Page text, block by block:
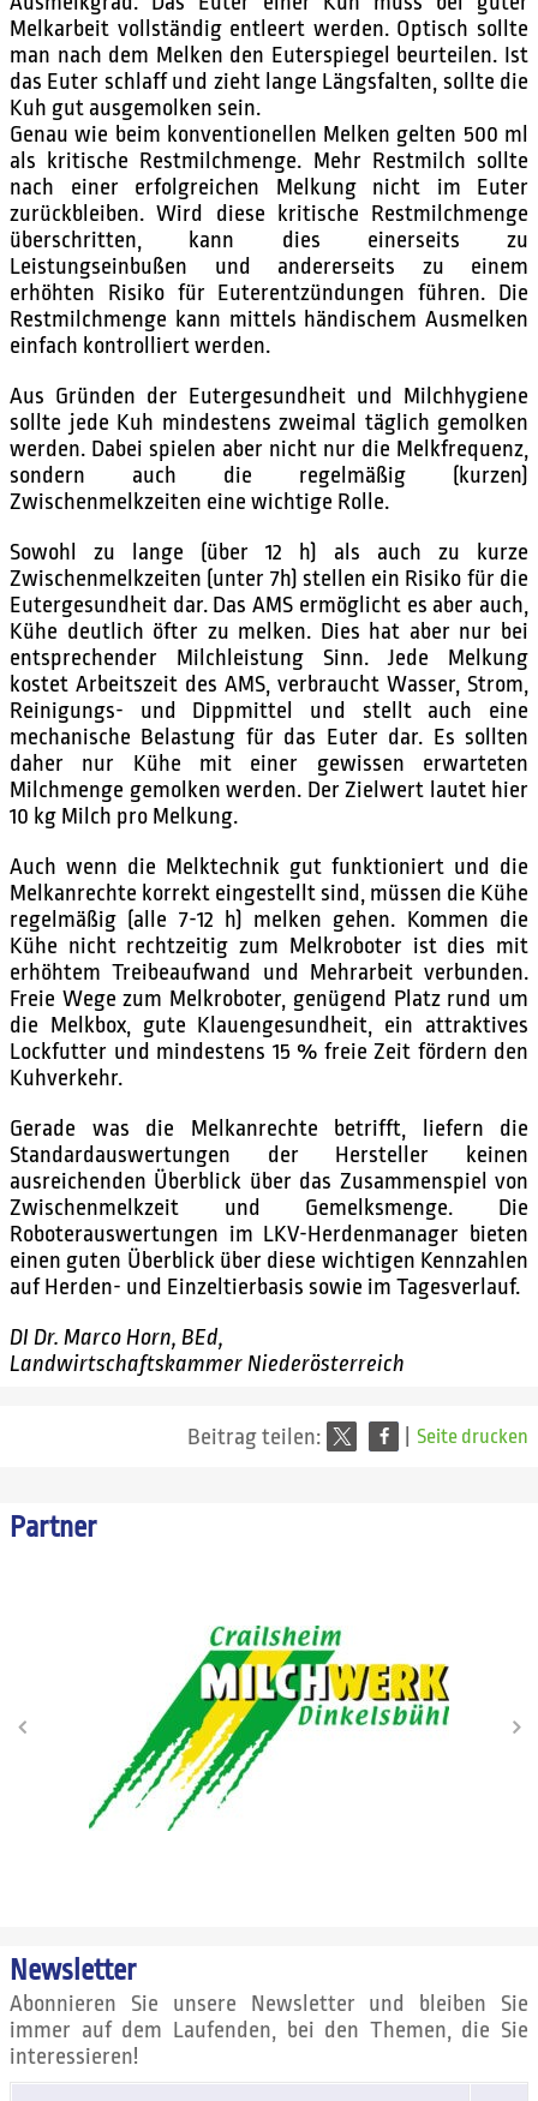
Melkarbeit vollständig entleert werden. Optisch sollte
man nach dem Melken den Euterspiegel beurteilen. Ist
das Euter schlaff und zieht lange Längsfalten, sollte die
Kuh gut ausgemolken sein.
Genau wie beim konventionellen Melken gelten 500 ml
als kritische Restmilchmenge. Mehr Restmilch sollte
nach einer erfolgreichen Melkung nicht im Euter
zurückbleiben. Wird diese kritische Restmilchmenge
überschritten, kann dies einerseits zu
Leistungseinbußen und andererseits zu einem
erhöhten Risiko für Euterentzündungen führen. Die
Restmilchmenge kann mittels händischem Ausmelken
einfach kontrolliert werden.
Aus Gründen der Eutergesundheit und Milchhygiene
sollte jede Kuh mindestens zweimal täglich gemolken
werden. Dabei spielen aber nicht nur die Melkfrequenz,
sondern auch die regelmäßig (kurzen)
Zwischenmelkzeiten eine wichtige Rolle.
Sowohl zu lange (über 12 h) als auch zu kurze
Zwischenmelkzeiten (unter 7h) stellen ein Risiko für die
Eutergesundheit dar. Das AMS ermöglicht es aber auch,
Kühe deutlich öfter zu melken. Dies hat aber nur bei
entsprechender Milchleistung Sinn. Jede Melkung
kostet Arbeitszeit des AMS, verbraucht Wasser, Strom,
Reinigungs- und Dippmittel und stellt auch eine
mechanische Belastung für das Euter dar. Es sollten
daher nur Kühe mit einer gewissen erwarteten
Milchmenge gemolken werden. Der Zielwert lautet hier
10 kg Milch pro Melkung.
Auch wenn die Melktechnik gut funktioniert und die
Melkanrechte korrekt eingestellt sind, müssen die Kühe
regelmäßig (alle 7-12 h) melken gehen. Kommen die
Kühe nicht rechtzeitig zum Melkroboter ist dies mit
erhöhtem Treibeaufwand und Mehrarbeit verbunden.
Freie Wege zum Melkroboter, genügend Platz rund um
die Melkbox, gute Klauengesundheit, ein attraktives
Lockfutter und mindestens 15 % freie Zeit fördern den
Kuhverkehr.
Gerade was die Melkanrechte betrifft, liefern die
Standardauswertungen der Hersteller keinen
ausreichenden Überblick über das Zusammenspiel von
Zwischenmelkzeit und Gemelksmenge. Die
Roboterauswertungen im LKV-Herdenmanager bieten
einen guten Überblick über diese wichtigen Kennzahlen
auf Herden- und Einzeltierbasis sowie im Tagesverlauf.
DI Dr. Marco Horn, BEd,
Landwirtschaftskammer Niederösterreich
Beitrag teilen: Seite drucken
Partner
Newsletter
Abonnieren Sie unsere Newsletter und bleiben Sie
immer auf dem Laufenden, bei den Themen, die Sie
interessieren!